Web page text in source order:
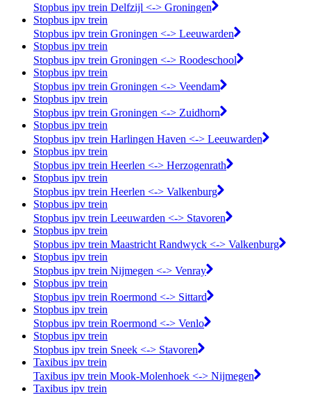
Stopbus ipv trein Delfzijl <-> Groningen
Stopbus ipv trein
Stopbus ipv trein Groningen <-> Leeuwarden
Stopbus ipv trein
Stopbus ipv trein Groningen <-> Roodeschool
Stopbus ipv trein
Stopbus ipv trein Groningen <-> Veendam
Stopbus ipv trein
Stopbus ipv trein Groningen <-> Zuidhorn
Stopbus ipv trein
Stopbus ipv trein Harlingen Haven <-> Leeuwarden
Stopbus ipv trein
Stopbus ipv trein Heerlen <-> Herzogenrath
Stopbus ipv trein
Stopbus ipv trein Heerlen <-> Valkenburg
Stopbus ipv trein
Stopbus ipv trein Leeuwarden <-> Stavoren
Stopbus ipv trein
Stopbus ipv trein Maastricht Randwyck <-> Valkenburg
Stopbus ipv trein
Stopbus ipv trein Nijmegen <-> Venray
Stopbus ipv trein
Stopbus ipv trein Roermond <-> Sittard
Stopbus ipv trein
Stopbus ipv trein Roermond <-> Venlo
Stopbus ipv trein
Stopbus ipv trein Sneek <-> Stavoren
Taxibus ipv trein
Taxibus ipv trein Mook-Molenhoek <-> Nijmegen
Taxibus ipv trein